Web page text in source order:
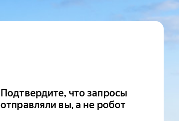
Подтвердите, что запросы
отправляли вы, а не робот